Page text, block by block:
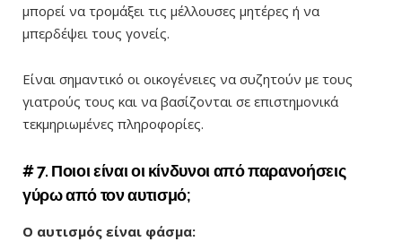
μπορεί να τρομάξει τις μέλλουσες μητέρες ή να
μπερδέψει τους γονείς.
Είναι σημαντικό οι οικογένειες να συζητούν με τους
γιατρούς τους και να βασίζονται σε επιστημονικά
τεκμηριωμένες πληροφορίες.
# 7. Ποιοι είναι οι κίνδυνοι από παρανοήσεις
γύρω από τον αυτισμό;
Ο αυτισμός είναι φάσμα: